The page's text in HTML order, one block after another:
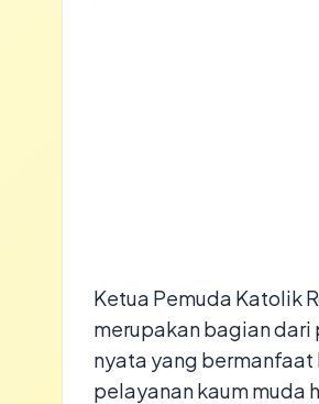
​Ketua Pemuda Katolik
merupakan bagian
nyata yang
pelayanan kaum muda